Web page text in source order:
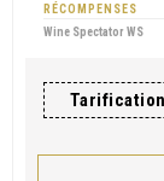
RÉCOMPENSES
Wine Spectator WS